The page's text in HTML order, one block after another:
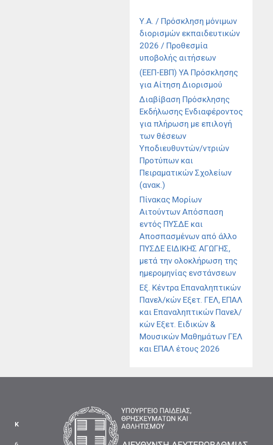
Υ.Α. / Πρόσκληση μόνιμων
διορισμών εκπαιδευτικών
2026 / Προθεσμία
υποβολής αιτήσεων
(ΕΕΠ-ΕΒΠ) ΥΑ Πρόσκλησης
για Αίτηση Διορισμού
Διαβίβαση Πρόσκλησης
Εκδήλωσης Ενδιαφέροντος
για πλήρωση με επιλογή
των θέσεων
Υποδιευθυντών/ντριών
Προτύπων και
Πειραματικών Σχολείων
(ανακ.)
Πίνακας Μορίων
Αιτούντων Απόσπαση
εντός ΠΥΣΔΕ και
Αποσπασμένων από άλλο
ΠΥΣΔΕ ΕΙΔΙΚΗΣ ΑΓΩΓΗΣ,
μετά την ολοκλήρωση της
ημερομηνίας ενστάνσεων
Εξ. Κέντρα Επαναληπτικών
Πανελ/κών Εξετ. ΓΕΛ, ΕΠΑΛ
και Επαναληπτικών Πανελ/
κών Εξετ. Ειδικών &
Μουσικών Μαθημάτων ΓΕΛ
και ΕΠΑΛ έτους 2026
Κ